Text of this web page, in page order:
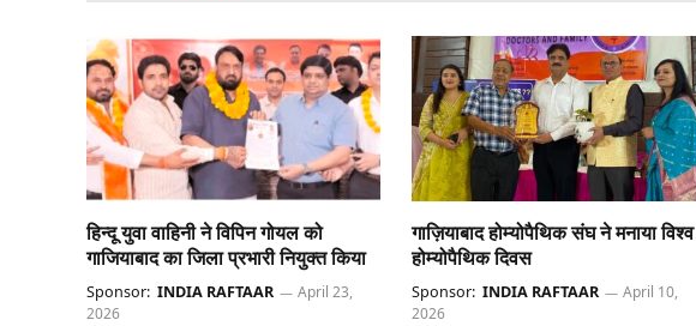
हिन्दू युवा वाहिनी ने विपिन गोयल को
गाजियाबाद का जिला प्रभारी नियुक्त किया
Sponsor: INDIA RAFTAAR
April 23,
2026
गाज़ियाबाद होम्योपैथिक संघ ने मनाया विश्व
होम्योपैथिक दिवस
Sponsor: INDIA RAFTAAR
April 10,
2026